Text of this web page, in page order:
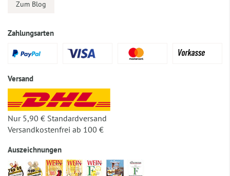
Zum Blog
Zahlungsarten
Versand
Nur 5,90 € Standardversand
Versandkostenfrei ab 100 €
Auszeichnungen